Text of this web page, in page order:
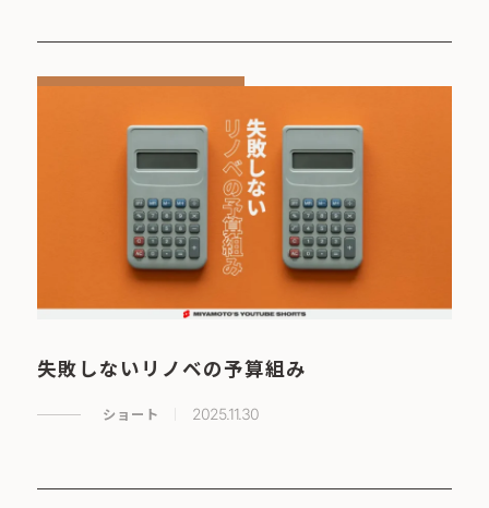
失敗しないリノベの予算組み
ショート 2025.11.30